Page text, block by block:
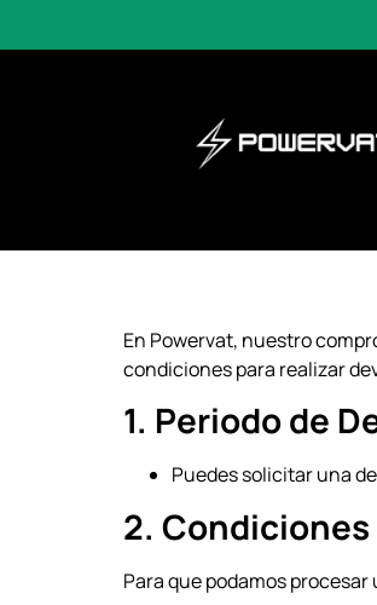
Te
En Powervat, nuestro
condiciones para realizar
1. Periodo de
Puedes solicitar una
2.
Para que podamos